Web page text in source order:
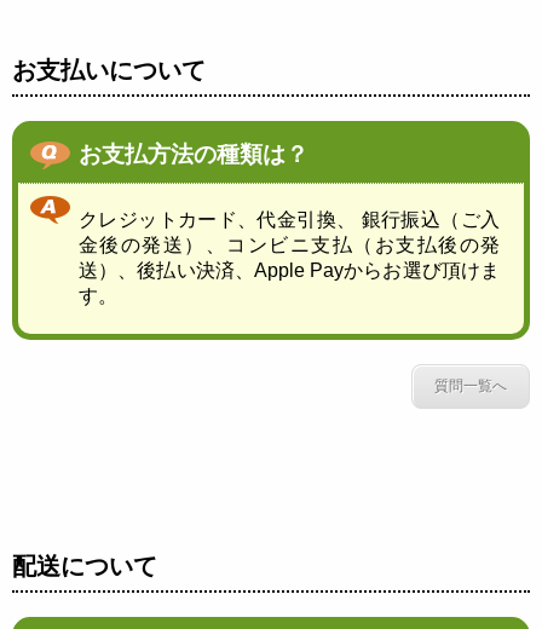
お支払いについて
お支払方法の種類は？
クレジットカード、代金引換、 銀行振込（ご入
金後の発送）、コンビニ支払（お支払後の発
送）、後払い決済、Apple Payからお選び頂けま
す。
質問一覧へ
配送について